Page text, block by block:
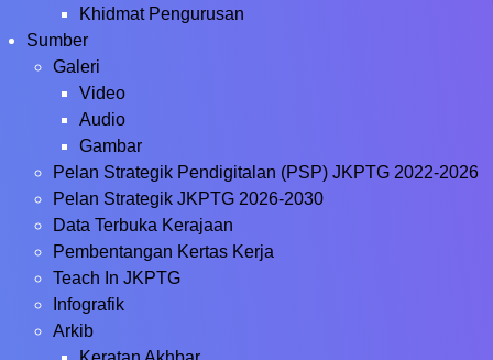
Khidmat Pengurusan
Sumber
Galeri
Video
Audio
Gambar
Pelan Strategik Pendigitalan (PSP) JKPTG 2022-2026
Pelan Strategik JKPTG 2026-2030
Data Terbuka Kerajaan
Pembentangan Kertas Kerja
Teach In JKPTG
Infografik
Arkib